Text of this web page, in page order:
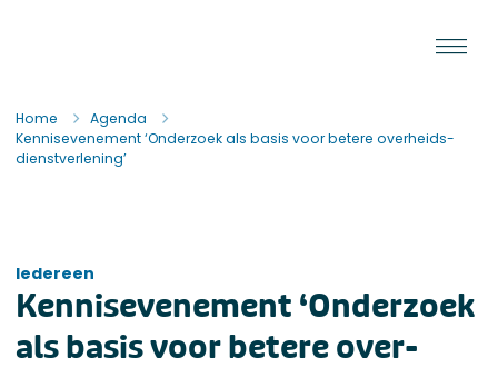
Home
Agenda
Kennisevenement ‘Onderzoek als basis voor betere over­heids­­
dienstverlening’
Iedereen
Kennisevenement ‘Onderzoek
als basis voor betere over­